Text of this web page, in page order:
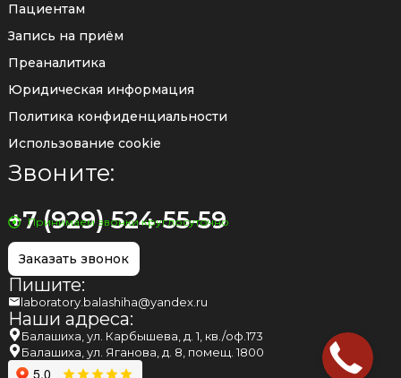
Пациентам
Запись на приём
Преаналитика
Юридическая информация
Политика конфиденциальности
Использование cookie
Звоните:
+7 (929) 524-55-59
Принимаем звонки круглосуточно
Заказать звонок
Пишите:
laboratory.balashiha@yandex.ru
Наши адреса:
Балашиха, ул. Карбышева, д. 1, кв./оф.173
Балашиха, ул. Яганова, д. 8, помещ. 1800